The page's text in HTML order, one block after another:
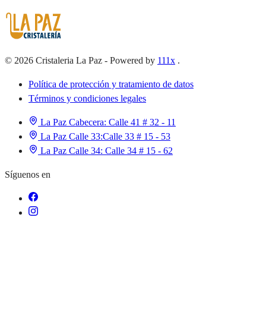
© 2026 Cristaleria La Paz - Powered by 111x .
Política de protección y tratamiento de datos
Términos y condiciones legales
La Paz Cabecera: Calle 41 # 32 - 11
La Paz Calle 33:Calle 33 # 15 - 53
La Paz Calle 34: Calle 34 # 15 - 62
Síguenos en